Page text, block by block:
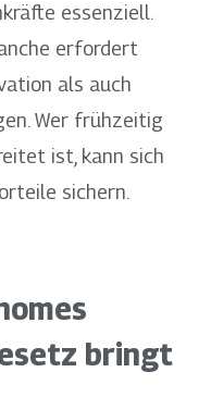
essenziell.
erfordert
als auch
Wer frühzeitig
ist, kann sich
sichern.
bringt